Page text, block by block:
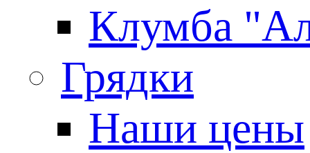
Клумба
Грядки
Наши цены